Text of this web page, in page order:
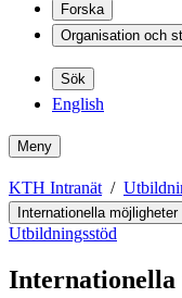
Forska
Organisation och
Sök
English
Meny
KTH Intranät
Internationella möjligheter
Utbildningsstöd